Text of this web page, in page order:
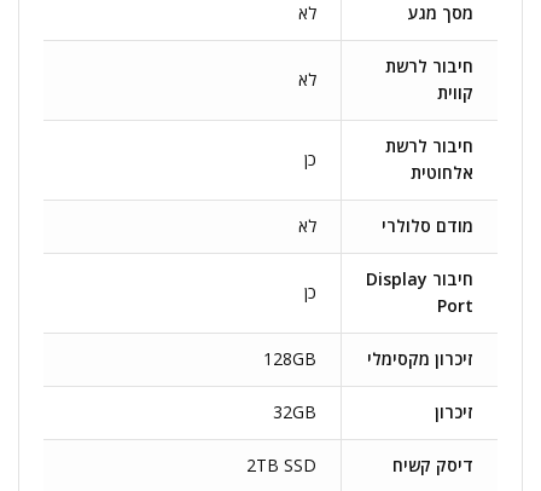
מסך מגע לא
חיבור לרשת
קווית
לא
חיבור לרשת
אלחוטית
כן
מודם סלולרי לא
חיבור Display
Port
כן
זיכרון מקסימלי 128GB
זיכרון 32GB
דיסק קשיח 2TB SSD